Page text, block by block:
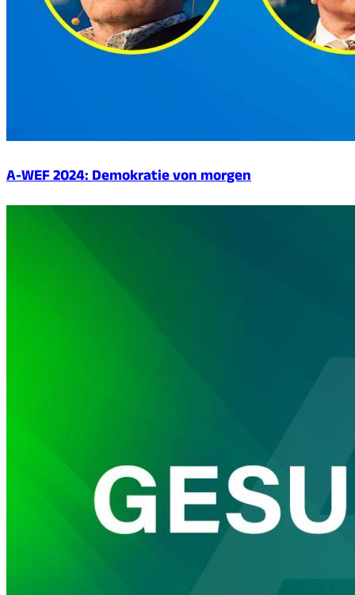
A-WEF 2024: Demokratie von morgen